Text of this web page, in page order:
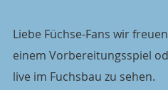
Liebe Füchse-Fans wir
einem Vorbereitungsspiel
live im Fuchsbau zu sehen.